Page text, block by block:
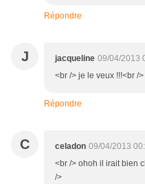
Répondre
J jacqueline 09/04/2013
<br /> je le veux !!!<br />
Répondre
C celadon 09/04/2013
<br /> ohoh il irait bien
/>